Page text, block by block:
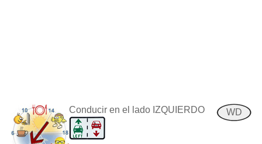
WD
Conducir en el lado IZQUIERDO